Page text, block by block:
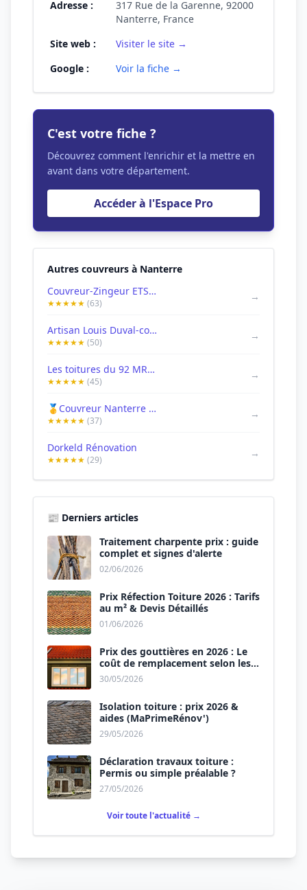
Adresse :
317 Rue de la Garenne, 92000
Nanterre, France
Site web :
Visiter le site →
Google :
Voir la fiche →
C'est votre fiche ?
Découvrez comment l'enrichir et la mettre en
avant dans votre département.
Accéder à l'Espace Pro
Autres couvreurs à Nanterre
Couvreur-Zingeur ETS ARNT MICKAEL
★★★★★ (63)
→
Artisan Louis Duval-couvreur Nanterre Hauts-de-seine 92
★★★★★ (50)
→
Les toitures du 92 MR . Maillie
★★★★★ (45)
→
🥇Couvreur Nanterre 92 🏘️ Artisan Jimmy DAUBER
★★★★★ (37)
→
Dorkeld Rénovation
★★★★★ (29)
→
📰 Derniers articles
Traitement charpente prix : guide
complet et signes d'alerte
02/06/2026
Prix Réfection Toiture 2026 : Tarifs
au m² & Devis Détaillés
01/06/2026
Prix des gouttières en 2026 : Le
coût de remplacement selon les
matériaux
30/05/2026
Isolation toiture : prix 2026 &
aides (MaPrimeRénov')
29/05/2026
Déclaration travaux toiture :
Permis ou simple préalable ?
27/05/2026
Voir toute l'actualité →